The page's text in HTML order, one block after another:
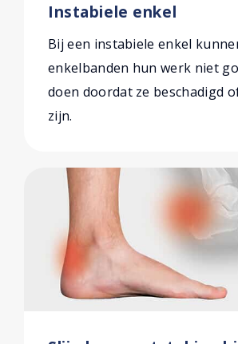
Instabiele enkel
Bij een instabiele enkel
enkelbanden hun werk niet
doen doordat ze beschadigd
zijn.